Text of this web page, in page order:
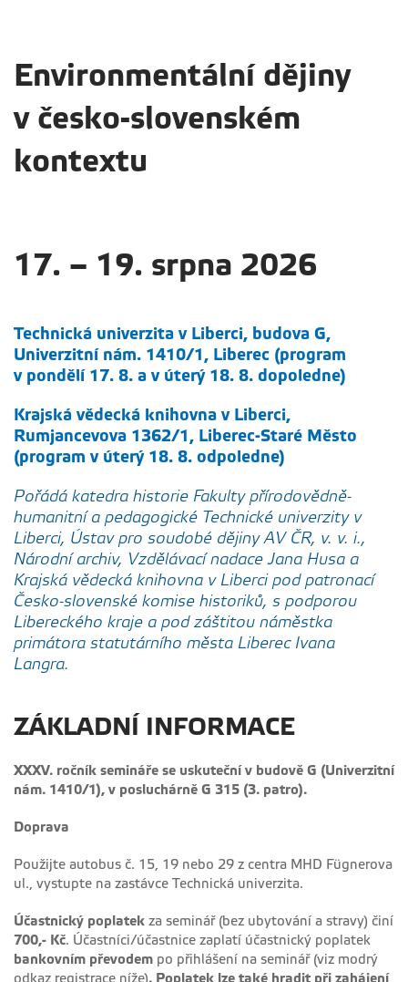
Environmentální dějiny
v česko-slovenském
kontextu
17. – 19. srpna 2026
Technická univerzita v Liberci, budova G,
Univerzitní nám. 1410/1, Liberec (program
v pondělí 17. 8. a v úterý 18. 8. dopoledne)
Krajská vědecká knihovna v Liberci,
Rumjancevova 1362/1, Liberec-Staré Město
(program v úterý 18. 8. odpoledne)
Pořádá katedra historie Fakulty přírodovědně-
humanitní a pedagogické Technické univerzity v
Liberci, Ústav pro soudobé dějiny AV ČR, v. v. i.,
Národní archiv, Vzdělávací nadace Jana Husa a
Krajská vědecká knihovna v Liberci pod patronací
Česko-slovenské komise historiků, s podporou
Libereckého kraje a pod záštitou náměstka
primátora statutárního města Liberec Ivana
Langra.
ZÁKLADNÍ INFORMACE
XXXV. ročník semináře se uskuteční v budově G (Univerzitní
nám. 1410/1), v posluchárně G 315 (3. patro).
Doprava
Použijte autobus č. 15, 19 nebo 29 z centra MHD Fügnerova
ul., vystupte na zastávce Technická univerzita.
Účastnický poplatek za seminář (bez ubytování a stravy) činí
700,- Kč. Účastníci/účastnice zaplatí účastnický poplatek
bankovním převodem po přihlášení na seminář (viz modrý
odkaz registrace níže). Poplatek lze také hraditpři zahájení